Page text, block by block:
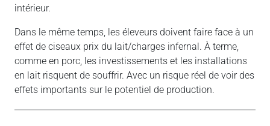
intérieur.
Dans le même temps, les éleveurs doivent faire face à un
effet de ciseaux prix du lait/charges infernal. À terme,
comme en porc, les investissements et les installations
en lait risquent de souffrir. Avec un risque réel de voir des
effets importants sur le potentiel de production.